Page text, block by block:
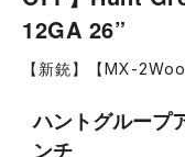
12GA 26”
【新銃】【MX-
ハントグループ
ンチ